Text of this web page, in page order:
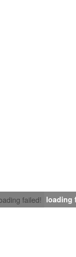
failed! loading